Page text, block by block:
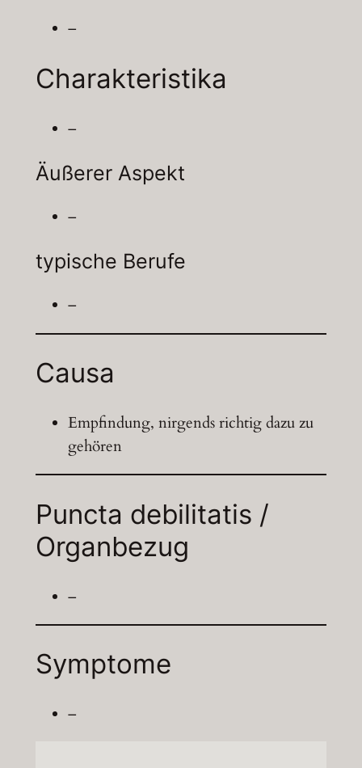
–
Charakteristika
–
Äußerer Aspekt
–
typische Berufe
–
Causa
Empfindung, nirgends richtig dazu zu
gehören
Puncta debilitatis /
Organbezug
–
Symptome
–